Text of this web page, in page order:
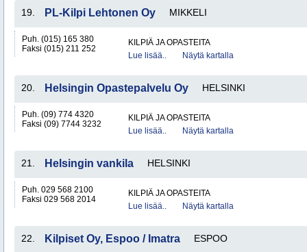
19. PL-Kilpi Lehtonen Oy MIKKELI
Puh. (015) 165 380
Faksi (015) 211 252
KILPIÄ JA OPASTEITA
Lue lisää..
Näytä kartalla
20. Helsingin Opastepalvelu Oy HELSINKI
Puh. (09) 774 4320
Faksi (09) 7744 3232
KILPIÄ JA OPASTEITA
Lue lisää..
Näytä kartalla
21. Helsingin vankila HELSINKI
Puh. 029 568 2100
Faksi 029 568 2014
KILPIÄ JA OPASTEITA
Lue lisää..
Näytä kartalla
22. Kilpiset Oy, Espoo / Imatra ESPOO